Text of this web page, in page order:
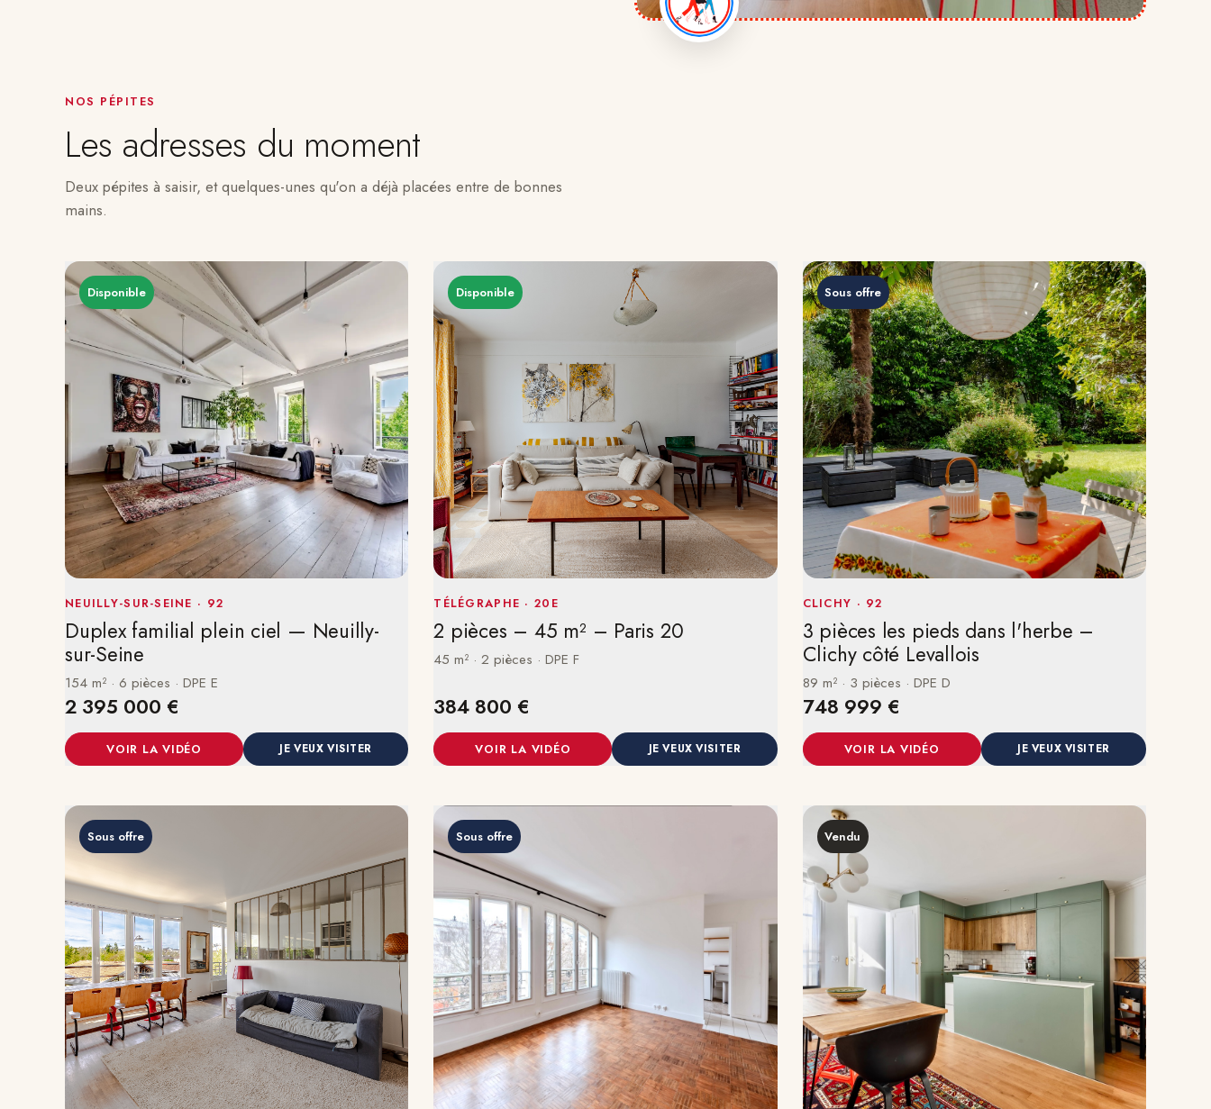
NOS PÉPITES
Les adresses du moment
Deux pépites à saisir, et quelques-unes qu'on a déjà placées entre de bonnes
mains.
Disponible
NEUILLY-SUR-SEINE · 92
Duplex familial plein ciel — Neuilly-
sur-Seine
154 m² · 6 pièces · DPE E
2 395 000 €
VOIR LA VIDÉO JE VEUX VISITER
Disponible
TÉLÉGRAPHE · 20E
2 pièces – 45 m² – Paris 20
45 m² · 2 pièces · DPE F
384 800 €
VOIR LA VIDÉO JE VEUX VISITER
Sous offre
CLICHY · 92
3 pièces les pieds dans l'herbe –
Clichy côté Levallois
89 m² · 3 pièces · DPE D
748 999 €
VOIR LA VIDÉO JE VEUX VISITER
Sous offre Sous offre Vendu